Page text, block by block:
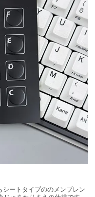
シートタイプののメンブレン